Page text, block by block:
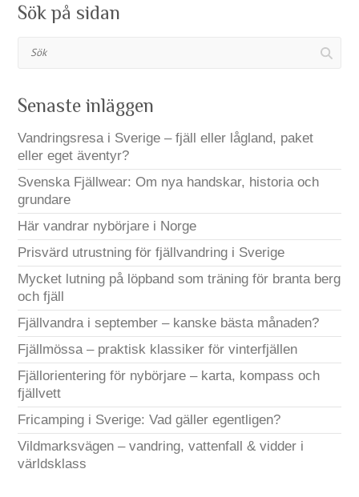
Sök på sidan
Sök
Senaste inläggen
Vandringsresa i Sverige – fjäll eller lågland, paket
eller eget äventyr?
Svenska Fjällwear: Om nya handskar, historia och
grundare
Här vandrar nybörjare i Norge
Prisvärd utrustning för fjällvandring i Sverige
Mycket lutning på löpband som träning för branta berg
och fjäll
Fjällvandra i september – kanske bästa månaden?
Fjällmössa – praktisk klassiker för vinterfjällen
Fjällorientering för nybörjare – karta, kompass och
fjällvett
Fricamping i Sverige: Vad gäller egentligen?
Vildmarksvägen – vandring, vattenfall & vidder i
världsklass